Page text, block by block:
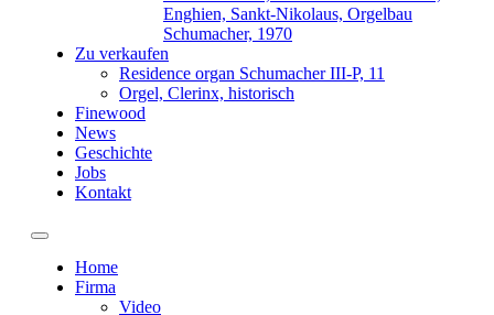
Enghien, Sankt-Nikolaus, Orgelbau
Schumacher, 1970
Zu verkaufen
Residence organ Schumacher III-P, 11
Orgel, Clerinx, historisch
Finewood
News
Geschichte
Jobs
Kontakt
Toggle navigation
Home
Firma
Video